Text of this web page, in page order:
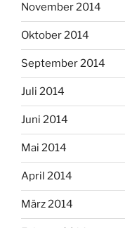
November 2014
Oktober 2014
September 2014
Juli 2014
Juni 2014
Mai 2014
April 2014
März 2014